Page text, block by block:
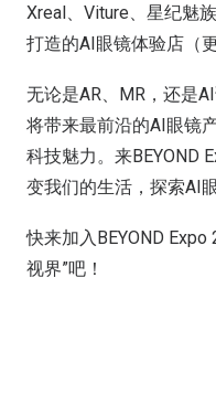
Xreal、Viture、星纪魅
打造的AI眼镜体验店（
无论是AR、MR，还是
将带来最前沿的AI眼镜
科技魅力。来BEYOND
变我们的生活，探索AI
快来加入BEYOND
视界”吧！